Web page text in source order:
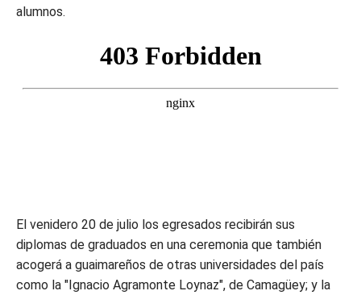
alumnos.
El venidero 20 de julio los egresados recibirán sus
diplomas de graduados en una ceremonia que también
acogerá a guaimareños de otras universidades del país
como la "Ignacio Agramonte Loynaz", de Camagüey; y la